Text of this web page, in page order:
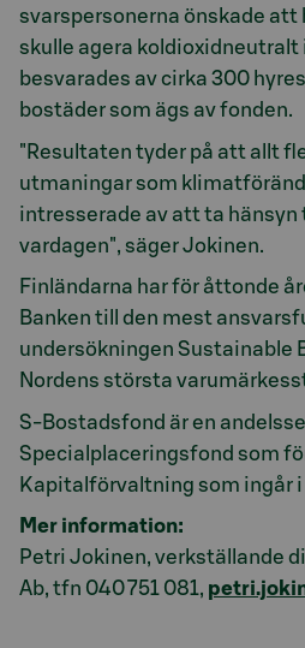
svarspersonerna önskade att
skulle agera
besvarades av cirka 300
bostäder som ägs av fonden.
"Resultaten tyder på att allt
utmaningar som
intresserade av att ta
vardagen", säger Jokinen.
Finländarna har för åttonde
Banken till den mest
undersökningen Sustainable
Nordens största
S-Bostadsfond är en
Specialplaceringsfond som
Kapitalförvaltning som ingår
Mer information:
Petri Jokinen, verkställande
Ab, tfn 040 751 081,